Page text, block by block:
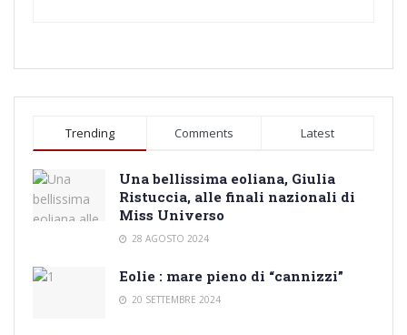
Trending Comments Latest
Una bellissima eoliana, Giulia
Ristuccia, alle finali nazionali di
Miss Universo
28 AGOSTO 2024
Eolie : mare pieno di “cannizzi”
20 SETTEMBRE 2024